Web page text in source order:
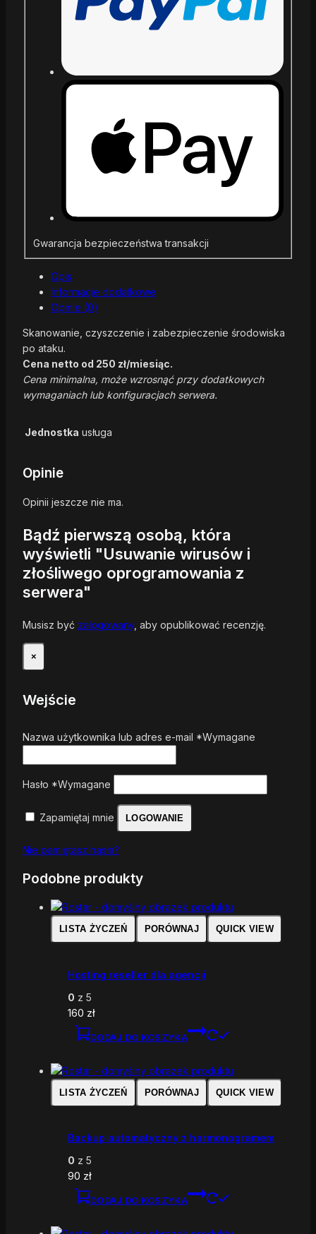
Gwarancja bezpieczeństwa transakcji
Opis
Informacje dodatkowe
Opinie (0)
Skanowanie, czyszczenie i zabezpieczenie środowiska
po ataku.
Cena netto od 250 zł/miesiąc.
Cena minimalna, może wzrosnąć przy dodatkowych
wymaganiach lub konfiguracjach serwera.
Jednostka usługa
Opinie
Opinii jeszcze nie ma.
Bądź pierwszą osobą, która
wyświetli "Usuwanie wirusów i
złośliwego oprogramowania z
serwera"
Musisz być zalogowany, aby opublikować recenzję.
×
Wejście
Nazwa użytkownika lub adres e-mail *Wymagane
Hasło *Wymagane
Zapamiętaj mnie LOGOWANIE
Nie pamiętasz hasła?
Podobne produkty
LISTA ŻYCZEŃ PORÓWNAJ QUICK VIEW
Hosting reseller dla agencji
0 z 5
160 zł
DODAJ DO KOSZYKA
LISTA ŻYCZEŃ PORÓWNAJ QUICK VIEW
Backup automatyczny z harmonogramem
0 z 5
90 zł
DODAJ DO KOSZYKA